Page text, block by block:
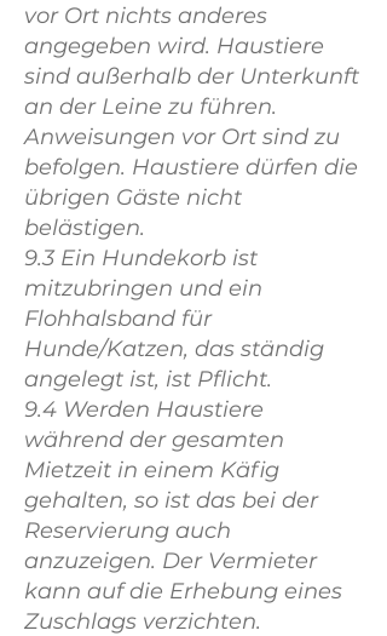
vor Ort nichts anderes
angegeben wird. Haustiere
sind außerhalb der Unterkunft
an der Leine zu führen.
Anweisungen vor Ort sind zu
befolgen. Haustiere dürfen die
übrigen Gäste nicht
belästigen.
9.3 Ein Hundekorb ist
mitzubringen und ein
Flohhalsband für
Hunde/Katzen, das ständig
angelegt ist, ist Pflicht.
9.4 Werden Haustiere
während der gesamten
Mietzeit in einem Käfig
gehalten, so ist das bei der
Reservierung auch
anzuzeigen. Der Vermieter
kann auf die Erhebung eines
Zuschlags verzichten.